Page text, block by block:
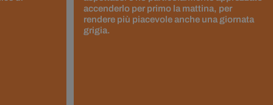
accenderlo per primo la mattina, per
rendere più piacevole anche una giornata
grigia.